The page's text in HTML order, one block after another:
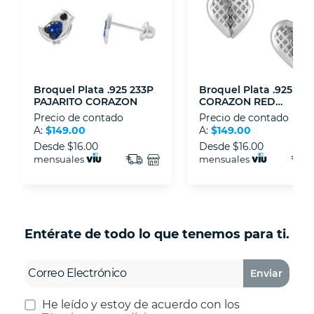
- Nos encontramos en la lista de socios Activos
de la Asociación de Internet.MX.
Broquel Plata .925 233P
PAJARITO CORAZON
Precio de contado
A: $149.00
Desde $16.00
mensuales
Broquel Plata .925 151
CORAZON RED
CIRCONIA
Precio de contado
A: $149.00
Desde $16.00
mensuales
Entérate de todo lo que tenemos para ti.
Enviar
He leído y estoy de acuerdo con los